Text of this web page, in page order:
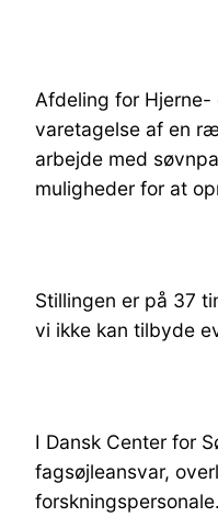
Afdeling for Hjerne-
varetagelse af en
arbejde med
muligheder for at
Stillingen er på 37
vi ikke kan tilbyde
I Dansk Center for
fagsøjleansvar,